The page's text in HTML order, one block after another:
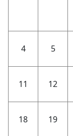
4 5
11 12
18 19